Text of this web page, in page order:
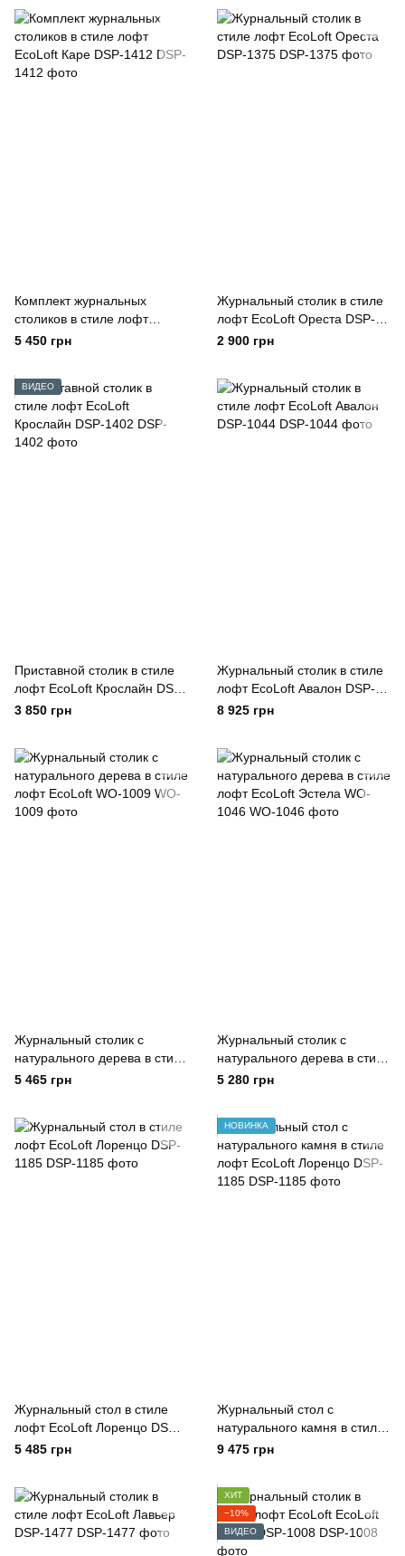
Комплект журнальных
столиков в стиле лофт
EcoLoft Каре DSP-1412
5 450 грн
Журнальный столик в стиле
лофт EcoLoft Ореста DSP-
1375
2 900 грн
ВИДЕО
Приставной столик в стиле
лофт EcoLoft Крослайн DSP-
1402
3 850 грн
Журнальный столик в стиле
лофт EcoLoft Авалон DSP-
1044
8 925 грн
Журнальный столик с
натурального дерева в стиле
лофт EcoLoft WO-1009
5 465 грн
Журнальный столик с
натурального дерева в стиле
лофт EcoLoft Эстела WO-
5 280 грн
Журнальный стол в стиле
лофт EcoLoft Лоренцо DSP-
1185
5 485 грн
НОВИНКА
Журнальный стол с
натурального камня в стиле
лофт EcoLoft Лоренцо DSP-
9 475 грн
ХИТ
−10%
ВИДЕО